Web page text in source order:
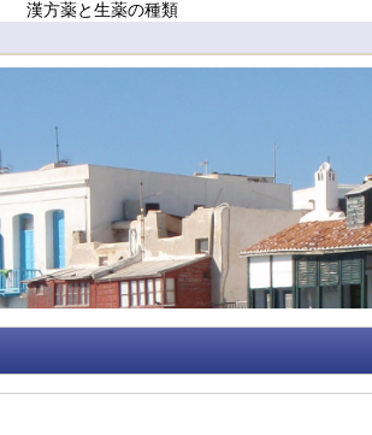
漢方薬と生薬の種類